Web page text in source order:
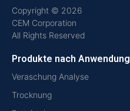
Copyright © 2026
CEM Corporation
All Rights Reserved
Produkte nach Anwendung
Veraschung Analyse
Trocknung